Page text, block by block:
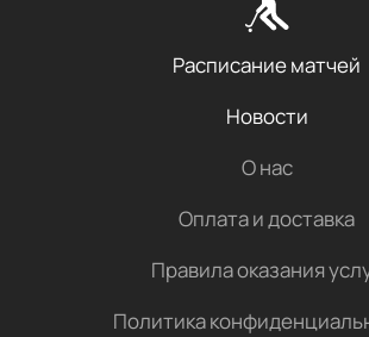
Расписание матчей
Новости
О нас
Оплата и доставка
Правила оказания
Политика